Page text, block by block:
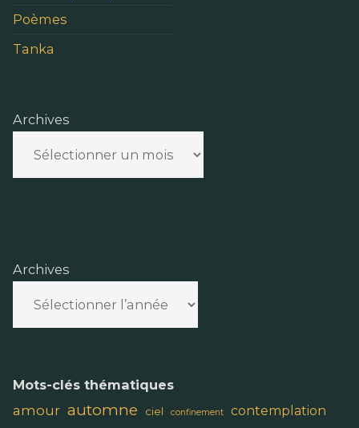
Poèmes
Tanka
Archives
Archives
Mots-clés thématiques
amour automne ciel confinement contemplation